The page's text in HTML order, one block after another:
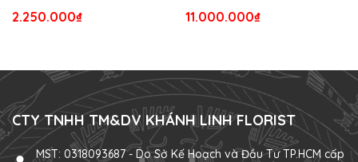
2.250.000₫ 11.000.000₫
CTY TNHH TM&DV KHÁNH LINH FLORIST
MST: 0318093687 - Do Sở Kế Hoạch và Đầu Tư TP.HCM cấp